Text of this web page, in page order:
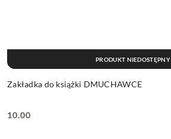
Zakładka do książki DMUCHAWCE
Cena:
10.00
PRODUKT NIEDOSTĘPNY